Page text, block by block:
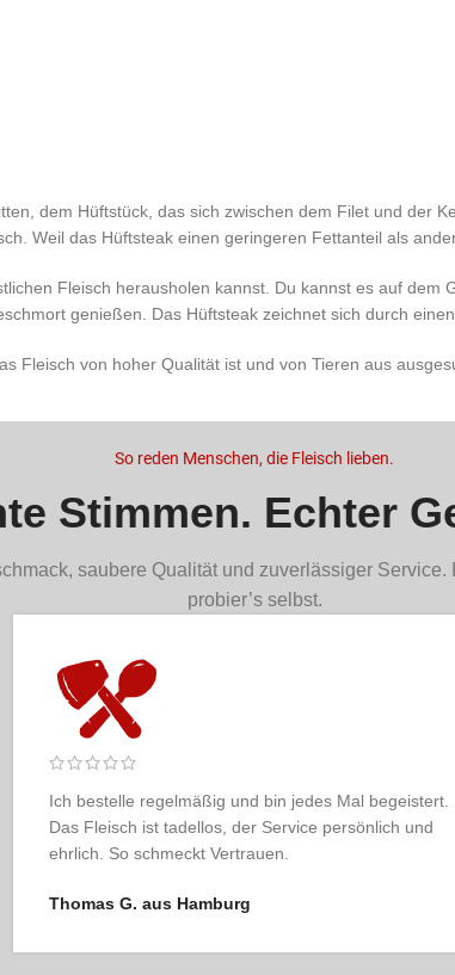
dem Hüftstück, das sich zwischen dem Filet und der
Weil das Hüftsteak einen geringeren Fettanteil als
Fleisch herausholen kannst. Du kannst es auf
genießen. Das Hüftsteak zeichnet sich durch
Fleisch von hoher Qualität ist und von Tieren aus
und Fitnessliebende.
du bald in unserem Blog)
So reden Menschen, die Fleisch lieben.
Stimmen. Echter
saubere Qualität und zuverlässiger
probier’s selbst.
Selten so ein rundes Erlebnis gehabt: übersichtlicher
Shop, hochwertige Ware, pünktliche Lieferung und
echtes Genussgefühl beim Auspacken.
Patrick R. aus Düsseldorf